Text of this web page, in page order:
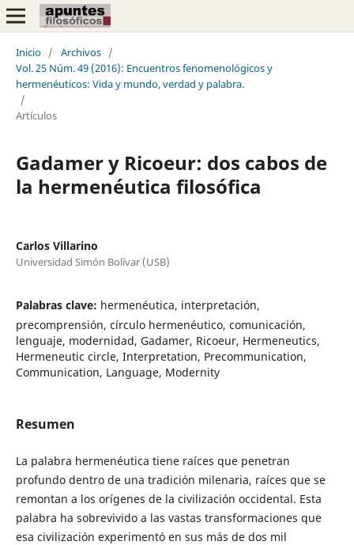
Inicio / Archivos /
Vol. 25 Núm. 49 (2016): Encuentros fenomenológicos y
hermenéuticos: Vida y mundo, verdad y palabra.
/
Artículos
Gadamer y Ricoeur: dos cabos de
la hermenéutica filosófica
Carlos Villarino
Universidad Simón Bolívar (USB)
Palabras clave: hermenéutica, interpretación,
precomprensión, círculo hermenéutico, comunicación,
lenguaje, modernidad, Gadamer, Ricoeur, Hermeneutics,
Hermeneutic circle, Interpretation, Precommunication,
Communication, Language, Modernity
Resumen
La palabra hermenéutica tiene raíces que penetran
profundo dentro de una tradición milenaria, raíces que se
remontan a los orígenes de la civilización occidental. Esta
palabra ha sobrevivido a las vastas transformaciones que
esa civilización experimentó en sus más de dos mil